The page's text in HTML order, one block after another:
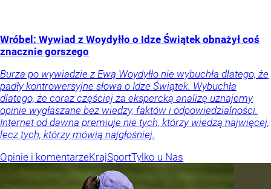
Wróbel: Wywiad z Woydyłło o Idze Świątek obnażył coś
znacznie gorszego
Burza po wywiadzie z Ewą Woydyłło nie wybuchła dlatego, że
padły kontrowersyjne słowa o Idze Świątek. Wybuchła
dlatego, że coraz częściej za ekspercką analizę uznajemy
opinie wygłaszane bez wiedzy, faktów i odpowiedzialności.
Internet od dawna premiuje nie tych, którzy wiedzą najwięcej,
lecz tych, którzy mówią najgłośniej.
Opinie i komentarzeKrajSportTylko u Nas